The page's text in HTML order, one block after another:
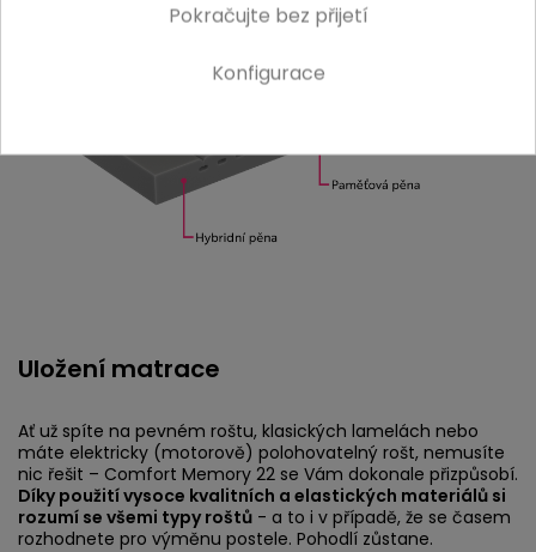
Uložení matrace
Ať už spíte na pevném roštu, klasických lamelách nebo
máte elektricky (motorově) polohovatelný rošt, nemusíte
nic řešit – Comfort Memory 22 se Vám dokonale přizpůsobí.
Díky použití vysoce kvalitních a elastických materiálů si
rozumí se všemi typy roštů - a to i v případě, že se časem
rozhodnete pro výměnu postele. Pohodlí zůstane.
Pokračujte bez přijetí
Konfigurace